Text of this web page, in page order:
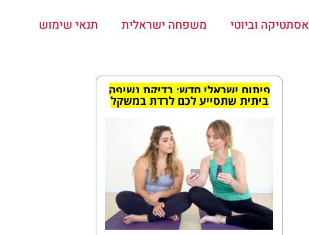
אסתטיקה וביוטי משפחה ישראלית תנאי שימוש
פיתוח ישראלי חדש: בדיקת נשיפה
ביתית שתסייע לכם לרדת במשקל